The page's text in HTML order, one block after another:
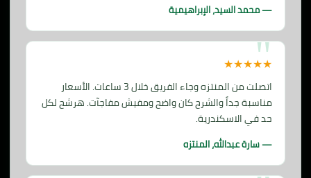
— محمد السيد، الإبراهيمية
★★★★★
اتصلت من المنتزه وجاء الفريق خلال 3 ساعات. الأسعار
مناسبة جداً والشرح كان واضح ومفيش مفاجآت. هرشح لكل
حد في الاسكندرية.
— سارة عبدالله، المنتزه